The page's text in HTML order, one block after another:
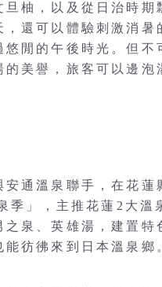
柚，以及從日治時期
還可以體驗刺激消暑
閒的午後時光。但不
美譽，旅客可以邊泡
通溫泉聯手，在花蓮
季」，主推花蓮2大溫
泉、英雄湯，建置特
彷彿來到日本溫泉鄉